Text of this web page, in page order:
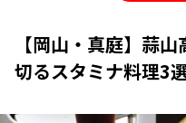
【岡山・真庭】蒜
切るスタミナ料理3